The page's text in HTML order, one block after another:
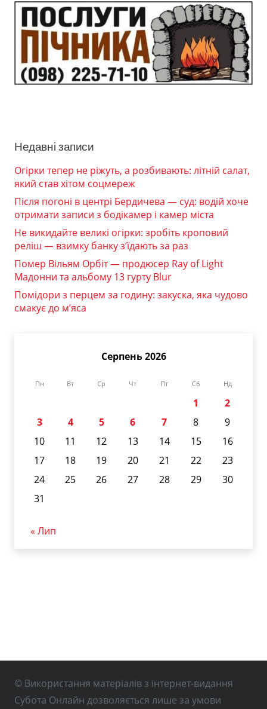
Недавні записи
Огірки тепер не ріжуть, а розбивають: літній салат,
який став хітом соцмереж
Після погоні в центрі Бердичева — суд: водій хоче
отримати записи з бодікамер і камер міста
Не викидайте великі огірки: зробіть кроповий
реліш — взимку банку з’їдають за раз
Помер Вільям Орбіт — продюсер Ray of Light
Мадонни та альбому 13 гурту Blur
Помідори з перцем за годину: закуска, яка чудово
смакує до м’яса
Серпень 2026
Пн Вт Ср Чт Пт Сб Нд
1
2
3
4 5 6 7 8
9
10
11 12 13 14 15
16
17
18 19 20 21 22
23
24
25 26 27 28 29
30
31
« Лип
© Використання матеріалів з інтернет-видання
Субота Онлайн дозволяється лише за умови